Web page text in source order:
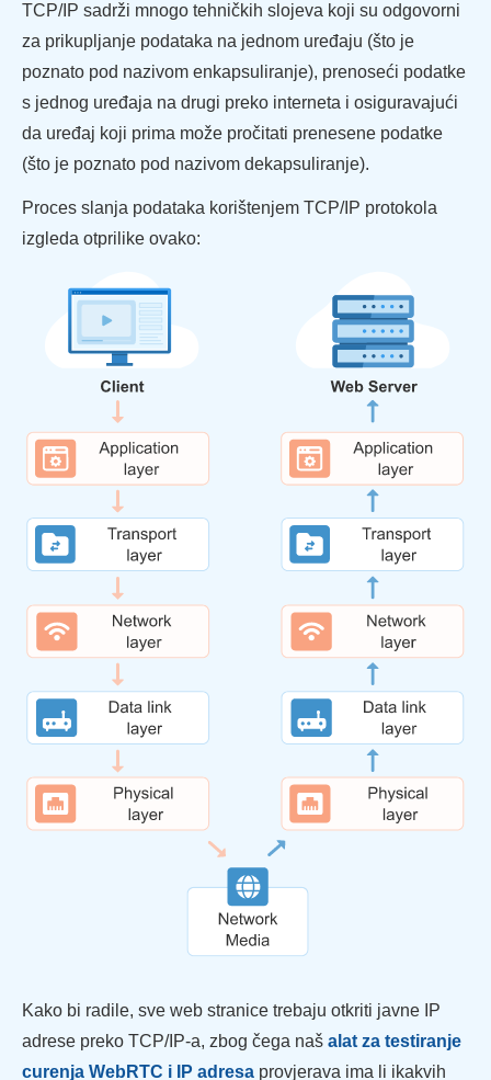
TCP/IP sadrži mnogo tehničkih slojeva koji su odgovorni
za prikupljanje podataka na jednom uređaju (što je
poznato pod nazivom enkapsuliranje), prenoseći podatke
s jednog uređaja na drugi preko interneta i osiguravajući
da uređaj koji prima može pročitati prenesene podatke
(što je poznato pod nazivom dekapsuliranje).
Proces slanja podataka korištenjem TCP/IP protokola
izgleda otprilike ovako:
Kako bi radile, sve web stranice trebaju otkriti javne IP
adrese preko TCP/IP-a, zbog čega naš alat za testiranje
curenja WebRTC i IP adresa provjerava ima li ikakvih